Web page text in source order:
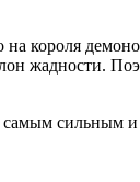
жадности.
сильным и